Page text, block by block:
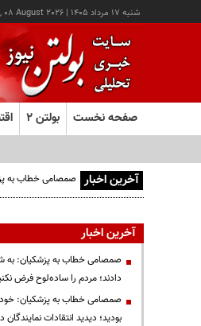
شنبه ۱۷ مرداد ۱۴۰۵ |
08 August 2026
صفحه نخست بولتن ۲
آخرین اخبار صمصامی خطاب به
آخرین اخبار
صمصامی خطاب به پزشکیان: به
دادند؛ مردم را ساده‌لوح فرض
صمصامی خطاب به پزشکیان:
بودید؛ دیدید انتقادات نمایندگان